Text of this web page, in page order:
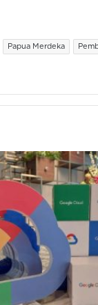
Papua Merdeka